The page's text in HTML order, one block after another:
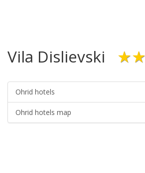
Vila Dislievski
Ohrid hotels
Ohrid hotels map